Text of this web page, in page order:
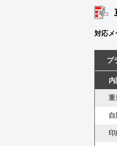
対応メ
プ
内
重